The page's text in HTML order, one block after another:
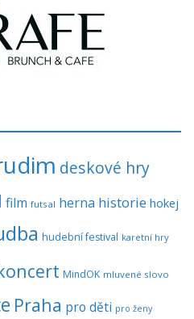
deskové hry
film futsal herna historie hokej
hudební festival karetní hry
MindOK mluvené slovo
Praha pro děti pro ženy